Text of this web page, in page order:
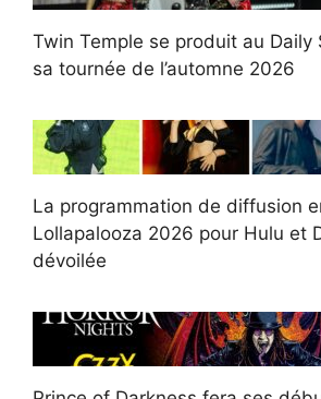
Twin Temple se produit au Daily
sa tournée de l’automne 2026
La programmation de diffusion
Lollapalooza 2026 pour Hulu et
dévoilée